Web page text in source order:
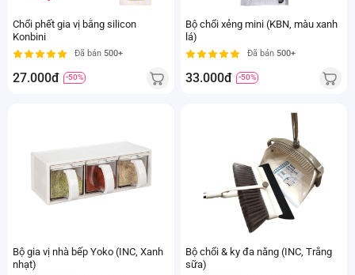
Chổi phết gia vị bằng silicon
Konbini
Đã bán 500+
27.000đ -50%
Bộ chổi xẻng mini (KBN, màu xanh
lá)
Đã bán 500+
33.000đ -50%
Bộ gia vị nhà bếp Yoko (INC, Xanh
nhạt)
Bộ chổi & ky đa năng (INC, Trắng
sữa)